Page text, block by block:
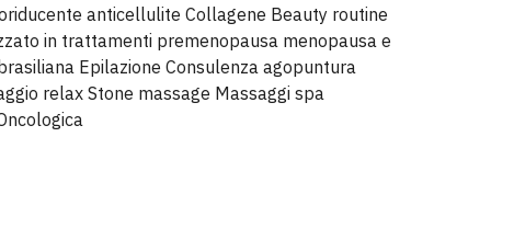
anticellulite Collagene Beauty routine
in trattamenti premenopausa menopausa e
Epilazione Consulenza agopuntura
relax Stone massage Massaggi spa